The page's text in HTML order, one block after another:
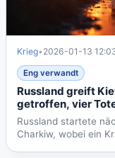
Krieg• 2026-01-13
Eng verwandt
Russland greift
getroffen, vier
Russland startete
Charkiw, wobei ein